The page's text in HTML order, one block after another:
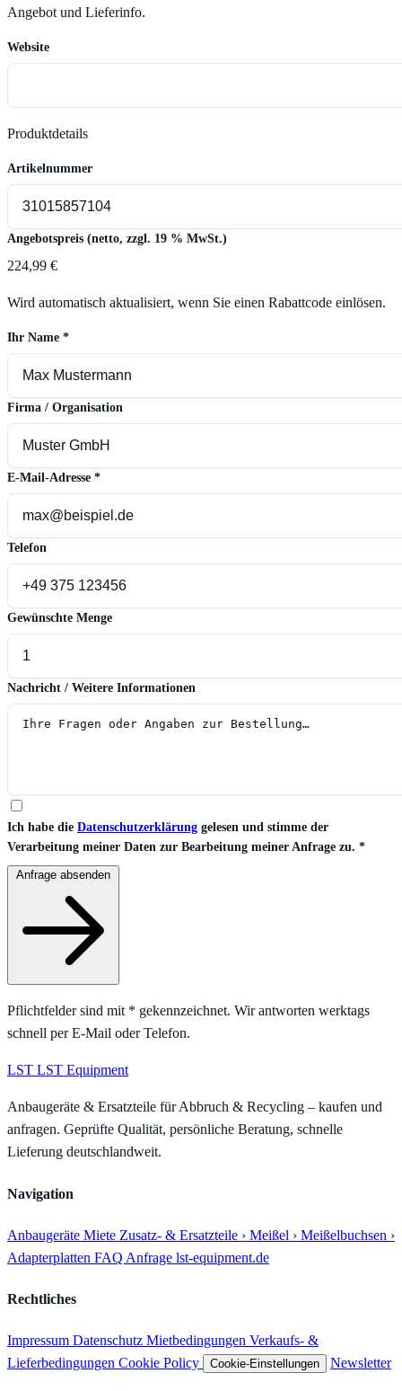
Angebot und Lieferinfo.
Website
Produktdetails
Artikelnummer
Angebotspreis (netto, zzgl. 19 % MwSt.)
224,99 €
Wird automatisch aktualisiert, wenn Sie einen Rabattcode einlösen.
Ihr Name *
Firma / Organisation
E-Mail-Adresse *
Telefon
Gewünschte Menge
Nachricht / Weitere Informationen
Ich habe die Datenschutzerklärung gelesen und stimme der
Verarbeitung meiner Daten zur Bearbeitung meiner Anfrage zu. *
Pflichtfelder sind mit * gekennzeichnet. Wir antworten werktags
schnell per E-Mail oder Telefon.
LST LST Equipment
Anbaugeräte & Ersatzteile für Abbruch & Recycling – kaufen und
anfragen. Geprüfte Qualität, persönliche Beratung, schnelle
Lieferung deutschlandweit.
Navigation
Anbaugeräte Miete Zusatz- & Ersatzteile › Meißel › Meißelbuchsen ›
Adapterplatten FAQ Anfrage lst-equipment.de
Rechtliches
Impressum Datenschutz Mietbedingungen Verkaufs- &
Lieferbedingungen Cookie Policy Cookie-Einstellungen Newsletter